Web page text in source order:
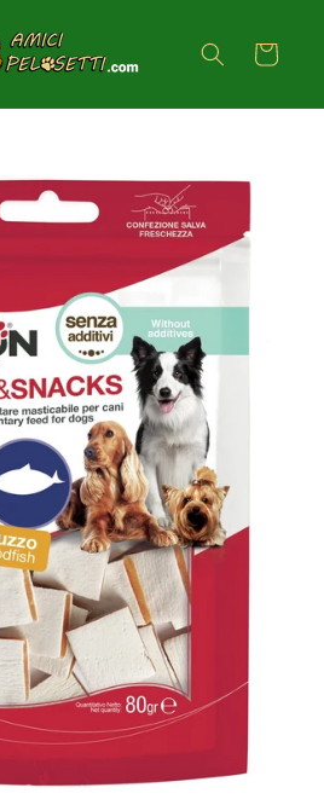
Carrello